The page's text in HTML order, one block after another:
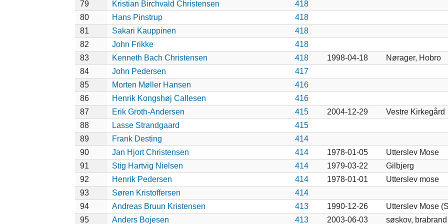
79
Kristian Birchvald Christensen
418
80
Hans Pinstrup
418
81
Sakari Kauppinen
418
82
John Frikke
418
83
Kenneth Bach Christensen 418 1998-04-18
Nørager, Hobro
84
John Pedersen
417
85
Morten Møller Hansen
416
86
Henrik Kongshøj Callesen
416
87
Erik Groth-Andersen 415 2004-12-29
Vestre Kirkegård
88
Lasse Strandgaard
415
89
Frank Desting
414
90
Jan Hjort Christensen 414 1978-01-05
Utterslev Mose
91
Stig Hartvig Nielsen 414 1979-03-22
Gilbjerg
92
Henrik Pedersen 414 1978-01-01
Utterslev mose
93
Søren Kristoffersen
414
94
Andreas Bruun Kristensen 413 1990-12-26
Utterslev Mose
95
Anders Bojesen 413 2003-06-03 søskov,